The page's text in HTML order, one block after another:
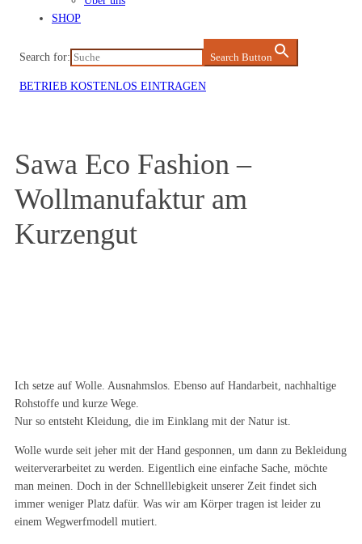
SHOP
Search for: Search Button
BETRIEB KOSTENLOS EINTRAGEN
Sawa Eco Fashion –
Wollmanufaktur am
Kurzengut
Ich setze auf Wolle. Ausnahmslos. Ebenso auf Handarbeit, nachhaltige
Rohstoffe und kurze Wege.
Nur so entsteht Kleidung, die im Einklang mit der Natur ist.
Wolle wurde seit jeher mit der Hand gesponnen, um dann zu Bekleidung
weiterverarbeitet zu werden. Eigentlich eine einfache Sache, möchte
man meinen. Doch in der Schnelllebigkeit unserer Zeit findet sich
immer weniger Platz dafür. Was wir am Körper tragen ist leider zu
einem Wegwerfmodell mutiert.